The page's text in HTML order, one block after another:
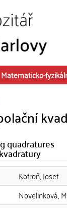
Matematicko-
quadratures
Kofroň, Josef
Novelinková,